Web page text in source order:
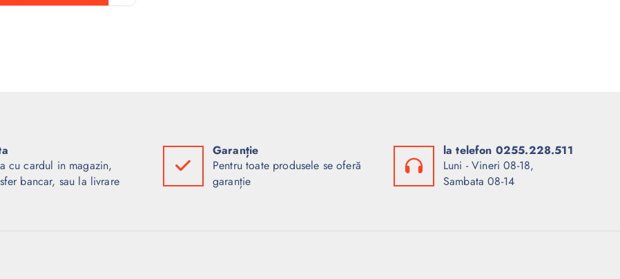
cu cardul in magazin,
bancar, sau la livrare
Garanție
Pentru toate produsele se oferă
garanție
la telefon 0255.228.511
Luni - Vineri 08-18,
Sambata 08-14